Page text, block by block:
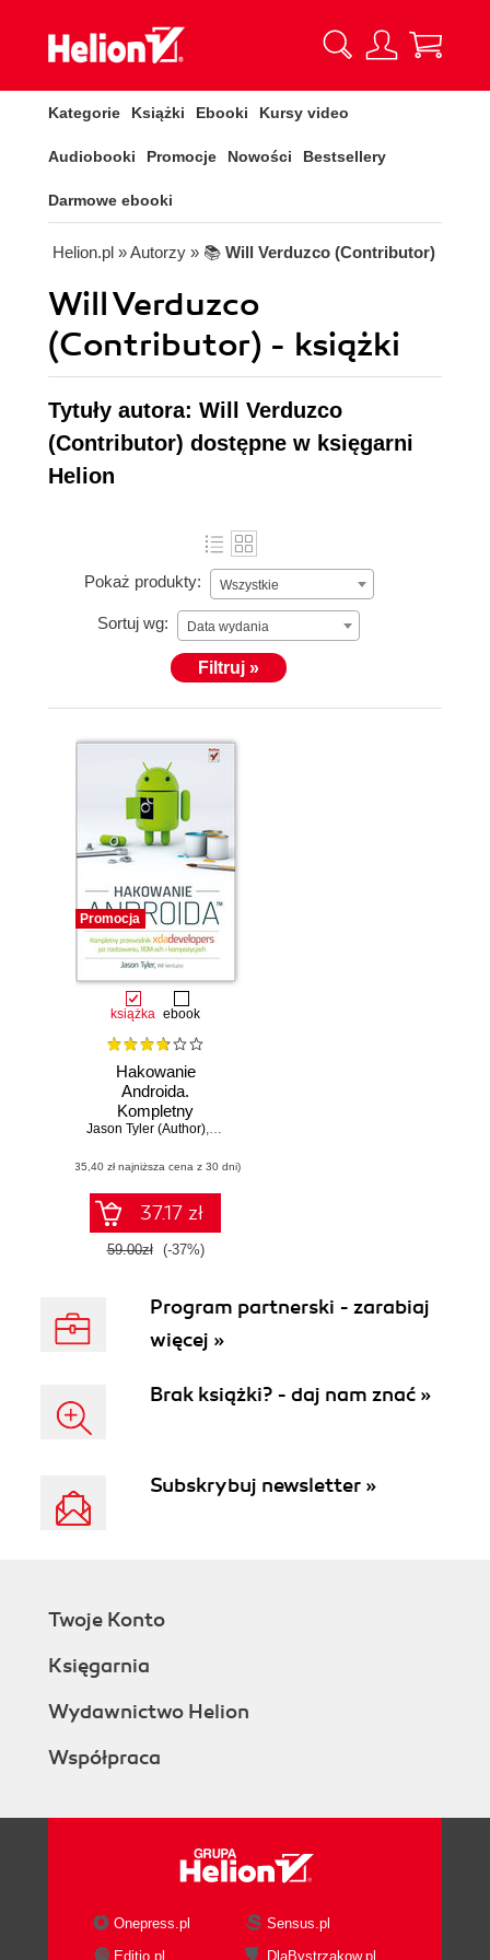
Kategorie Książki Ebooki Kursy video
Audiobooki Promocje Nowości Bestsellery
Darmowe ebooki
Helion.pl » Autorzy » 📚 Will Verduzco (Contributor)
Will Verduzco
(Contributor) - książki
Tytuły autora: Will Verduzco
(Contributor) dostępne w księgarni
Helion
Pokaż produkty: Wszystkie
Sortuj wg: Data wydania
Filtruj »
Promocja
książka ebook
Hakowanie
Androida.
Kompletny
przewodnik XDA
rootowaniu, ROM-
ach i
kompozycjach
Jason Tyler (Author), Will Verduzco (Contributor)
(35,40 zł najniższa cena z 30 dni)
37.17 zł
59.00zł (-37%)
Program partnerski - zarabiaj
więcej »
Brak książki? - daj nam znać »
Subskrybuj newsletter »
Twoje Konto
Księgarnia
Wydawnictwo Helion
Współpraca
Onepress.pl
Sensus.pl
Editio.pl
DlaBystrzakow.pl